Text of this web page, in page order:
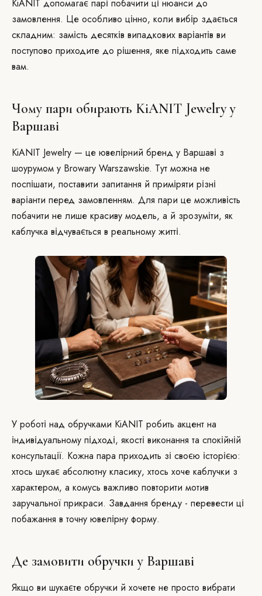
KiANIT допомагає парі побачити ці нюанси до
замовлення. Це особливо цінно, коли вибір здається
складним: замість десятків випадкових варіантів ви
поступово приходите до рішення, яке підходить саме
вам.
Чому пари обирають KiANIT Jewelry у
Варшаві
KiANIT Jewelry — це ювелірний бренд у Варшаві з
шоурумом у Browary Warszawskie. Тут можна не
поспішати, поставити запитання й приміряти різні
варіанти перед замовленням. Для пари це можливість
побачити не лише красиву модель, а й зрозуміти, як
каблучка відчувається в реальному житті.
У роботі над обручками KiANIT робить акцент на
індивідуальному підході, якості виконання та спокійній
консультації. Кожна пара приходить зі своєю історією:
хтось шукає абсолютну класику, хтось хоче каблучки з
характером, а комусь важливо повторити мотив
заручальної прикраси. Завдання бренду - перевести ці
побажання в точну ювелірну форму.
Де замовити обручки у Варшаві
Якщо ви шукаєте обручки й хочете не просто вибрати